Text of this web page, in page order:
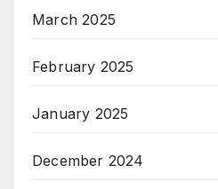
March 2025
February 2025
January 2025
December 2024